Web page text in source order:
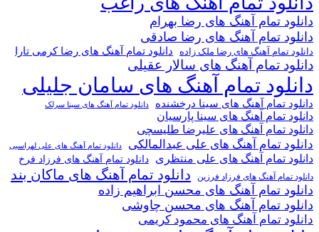
دانلود تمام آهنگ های رضا بهرام
دانلود تمام آهنگ های رضا صادقی
دانلود تمام آهنگ های رضا ملک زاده دانلود تمام آهنگ های رضا کرمی تارا
دانلود تمام آهنگ های سالار عقیلی
دانلود تمام آهنگ های سامان جلیلی
دانلود تمام آهنگ های سینا درخشنده دانلود تمام آهنگ های سینا سرلک
دانلود تمام آهنگ های سینا پارسیان
دانلود تمام آهنگ های علیرضا طلیسچی
دانلود تمام آهنگ های علی عبدالمالکی دانلود تمام آهنگ های علی لهراسبی
دانلود تمام آهنگ های علی منتظری دانلود تمام آهنگ های فرزاد فرخ
دانلود تمام آهنگ های فرزاد فرزین دانلود تمام آهنگ های ماکان بند
دانلود تمام آهنگ های محسن ابراهیم زاده
دانلود تمام آهنگ های محسن چاوشی
دانلود تمام آهنگ های محمود کریمی